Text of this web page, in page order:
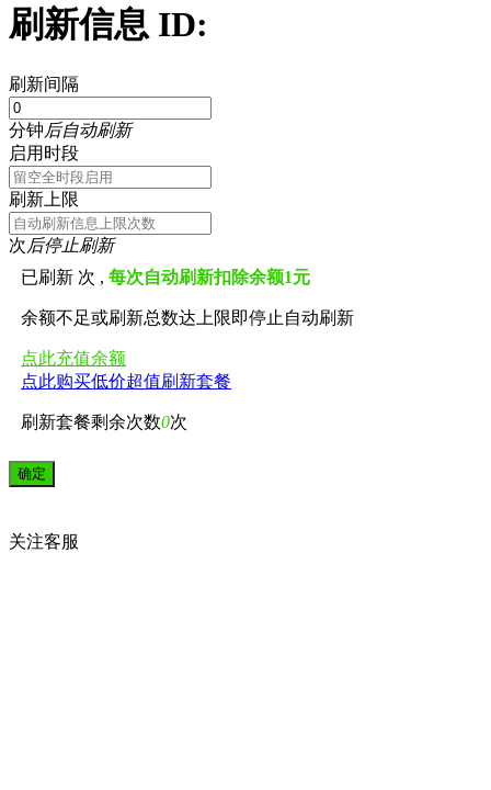
刷新信息 ID:
刷新间隔
分钟后自动刷新
启用时段
刷新上限
次后停止刷新
已刷新 次 ,每次自动刷新扣除余额1元
余额不足或刷新总数达上限即停止自动刷新
点此充值余额
点此购买低价超值刷新套餐
刷新套餐剩余次数0次
关注客服